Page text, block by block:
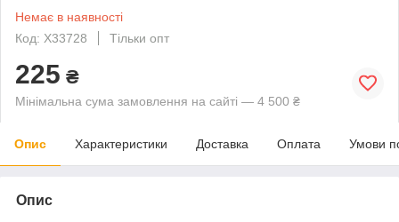
Немає в наявності
Код: X33728
Тільки опт
225 ₴
Мінімальна сума замовлення на сайті — 4 500 ₴
Опис Характеристики Доставка Оплата Умови
Опис